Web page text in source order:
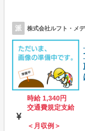
派 株式会社ルフト・メ
時給 1,340円
交通費規定支給
＜月収例＞